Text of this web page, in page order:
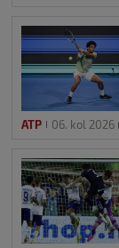
ATP 06. kol 2026